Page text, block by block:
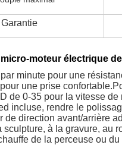
Garantie
moteur électrique
minute pour une
une prise
de 0-35 pour la vitesse de
incluse, rendre le
de direction avant/arrière
sculpture, à la gravure, au
de la perceuse ou